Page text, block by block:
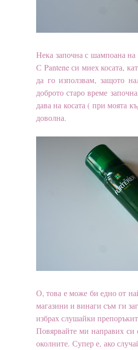
Нека започна с шампоана на
С Pantene си миех косата,
да го използвам, защото
доброто старо време
дава на косата ( при моята
доволна.
О, това е може би едно от
магазини и винаги съм ги
избрах слушайки
Повярвайте ми направих си
околните. Супер е, ако